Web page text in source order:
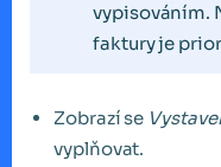
vypisováním.
faktury je
Zobrazí se
vyplňovat.